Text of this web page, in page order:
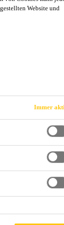
PCE zur
Website und
Immer